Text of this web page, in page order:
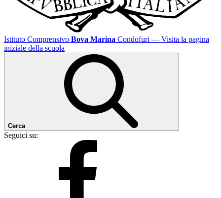
Istituto Comprensivo Bova Marina Condofuri — Visita la pagina
iniziale della scuola
Cerca
Seguici su: